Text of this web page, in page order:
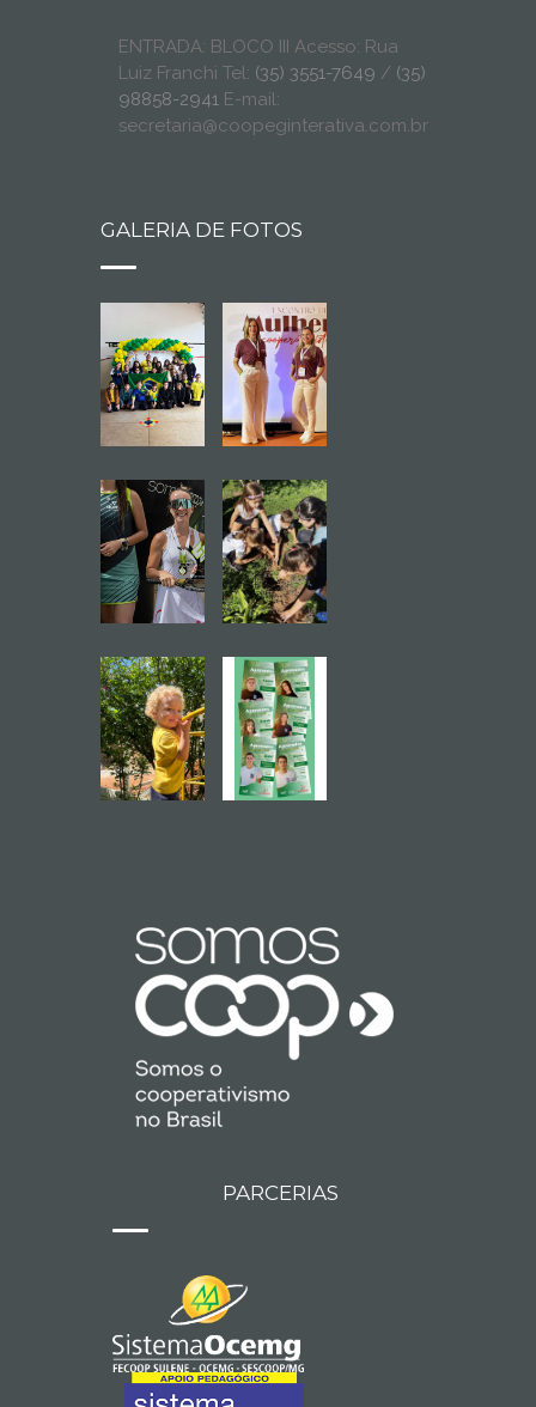
ENTRADA: BLOCO III Acesso: Rua
Luiz Franchi Tel: (35) 3551-7649 / (35)
98858-2941 E-mail:
secretaria@coopeginterativa.com.br
GALERIA DE FOTOS
PARCERIAS